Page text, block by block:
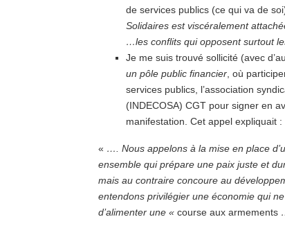
de services publics (ce qui va de
Solidaires est viscéralement
…les conflits qui opposent surtout
Je me suis trouvé sollicité (avec
un pôle public financier , où
services publics, l’association
(INDECOSA) CGT pour signer en
manifestation. Cet appel expliquait :
« …. Nous appelons à la mise en place
ensemble qui prépare une paix juste et
mais au contraire concoure au
entendons privilégier une économie qui
d’alimenter une « course aux armements